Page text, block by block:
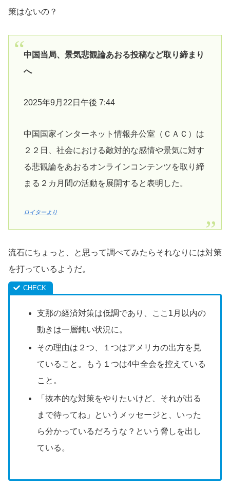
策はないの？
中国当局、景気悲観論あおる投稿など取り締まり
へ
2025年9月22日午後 7:44
中国国家インターネット情報弁公室（ＣＡＣ）は
２２日、社会における敵対的な感情や景気に対す
る悲観論をあおるオンラインコンテンツを取り締
まる２カ月間の活動を展開すると表明した。
ロイターより
流石にちょっと、と思って調べてみたらそれなりには対策
を打っているようだ。
支那の経済対策は低調であり、ここ1月以内の
動きは一層鈍い状況に。
その理由は２つ、１つはアメリカの出方を見
ていること。もう１つは4中全会を控えている
こと。
「抜本的な対策をやりたいけど、それが出る
まで待ってね」というメッセージと、いった
ら分かっているだろうな？という脅しを出し
ている。